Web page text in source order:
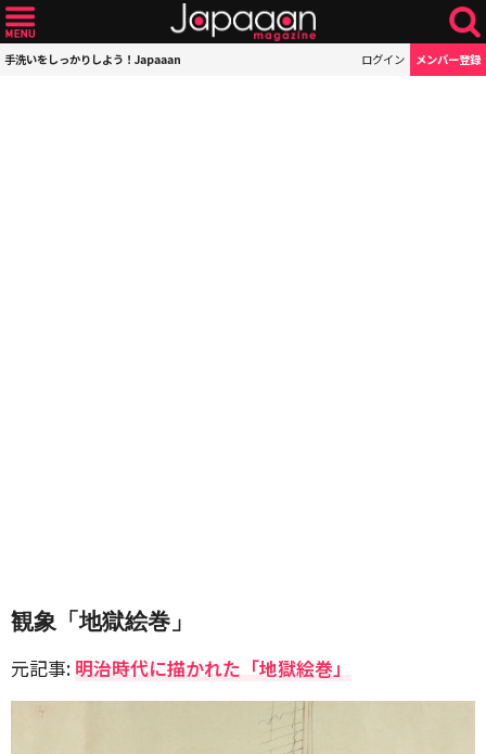
手洗いをしっかりしよう！Japaaan ログイン メンバー登録
観象「地獄絵巻」
元記事: 明治時代に描かれた「地獄絵巻」